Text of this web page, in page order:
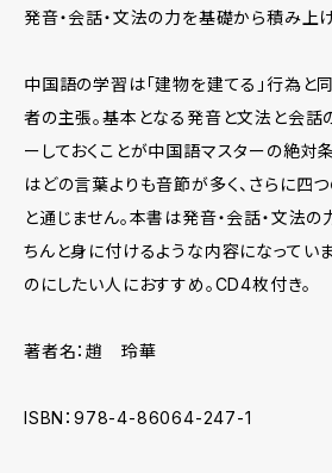
発音・会話・文法の力を基礎から積み上
中国語の学習は「建物を建てる」行為と
者の主張。基本となる発音と文法と会話
ーしておくことが中国語マスターの絶対
はどの言葉よりも音節が多く、さらに四
と通じません。本書は発音・会話・文法
ちんと身に付けるような内容になってい
のにしたい人におすすめ。CD4枚付き。
著者名：趙 玲華
ISBN：978-4-86064-247-1